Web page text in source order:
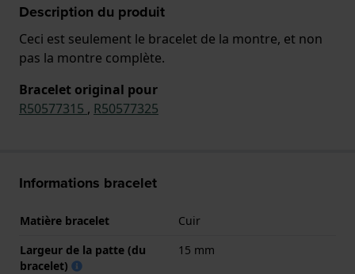
Description du produit
Ceci est seulement le bracelet de la montre, et non
pas la montre complète.
Bracelet original pour
R50577315 , R50577325
Informations bracelet
Matière bracelet
Cuir
Largeur de la patte (du
bracelet)
15 mm